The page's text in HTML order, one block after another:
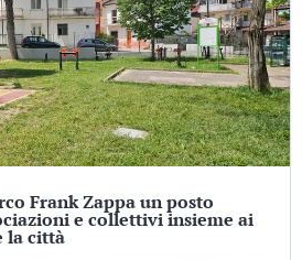
Frank Zappa un posto
e collettivi insieme ai
la città